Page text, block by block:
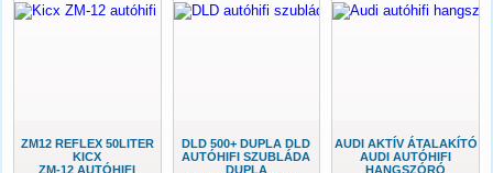
ZM12 REFLEX 50LITER
KICX
ZM-12 AUTÓHIFI
DLD 500+ DUPLA DLD
AUTÓHIFI SZUBLÁDA
DUPLA
AUDI AKTÍV ÁTALAKÍTÓ
AUDI AUTÓHIFI
HANGSZÓRÓ